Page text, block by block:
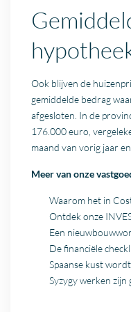
Ook blijven de
gemiddelde bedrag
afgesloten. In de
176.000 euro,
maand van vorig jaar
Meer van onze
Waarom het in
Ontdek onze
Een
De financiële
Spaanse kust
Syzygy werken zijn